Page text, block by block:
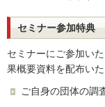
セミナー参加特典
セミナーにご参加い
果概要資料を配布いた
ご自身の団体の調